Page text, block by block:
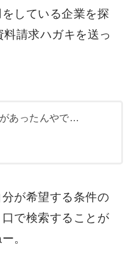
している企業を探
請求ハガキを送っ
あったんやで…
が希望する条件の
で検索することが
。